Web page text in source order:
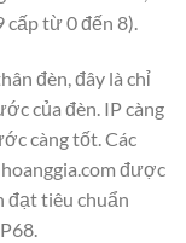
từ 0 đến 8).
đèn, đây là chỉ
của đèn. IP càng
càng tốt. Các
được
đạt tiêu chuẩn